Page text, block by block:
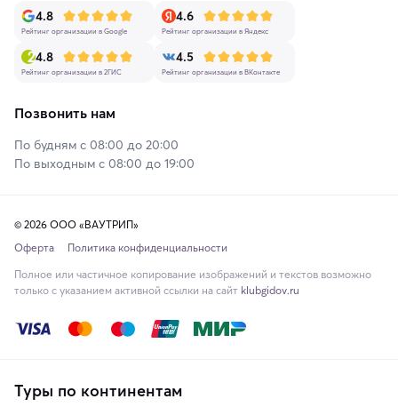
4.8
Рейтинг организации в Google
4.6
Рейтинг организации в Яндекс
4.8
Рейтинг организации в 2ГИС
4.5
Рейтинг организации в ВКонтакте
Позвонить нам
По будням с 08:00 до 20:00
По выходным с 08:00 до 19:00
© 2026 ООО «ВАУТРИП»
Оферта
Политика конфиденциальности
Полное или частичное копирование изображений и текстов возможно
только с указанием активной ссылки на сайт klubgidov.ru
Туры по континентам